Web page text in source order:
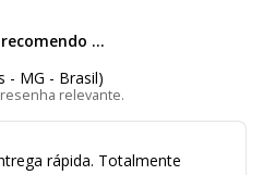
relevante.
...
- MG - Brasil)
rápida. Totalmente